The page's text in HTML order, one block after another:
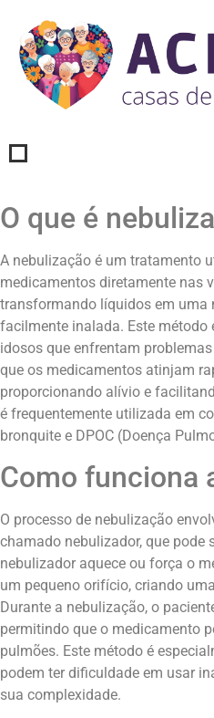
O que é
A nebulização é um tratamento
medicamentos diretamente nas
transformando líquidos em uma
facilmente inalada. Este método
idosos que enfrentam
que os medicamentos atinjam
proporcionando alívio e
é frequentemente utilizada em
bronquite e DPOC (Doença
Como funciona
O processo de nebulização
chamado nebulizador, que pode
nebulizador aquece ou força o
um pequeno orifício, criando
Durante a nebulização, o
permitindo que o medicamento
pulmões. Este método é
podem ter dificuldade em usar
sua complexidade.